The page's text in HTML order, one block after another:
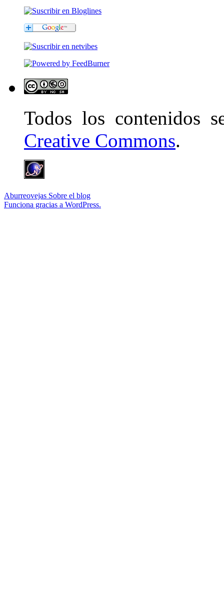
Todos los contenidos
Creative Commons.
Aburreovejas Sobre el blog
Funciona gracias a WordPress.